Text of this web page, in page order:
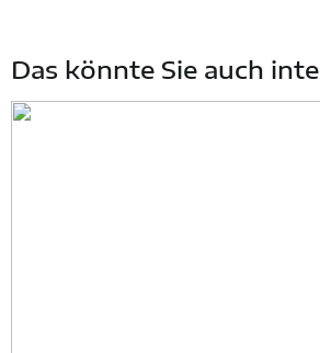
Das könnte Sie auch